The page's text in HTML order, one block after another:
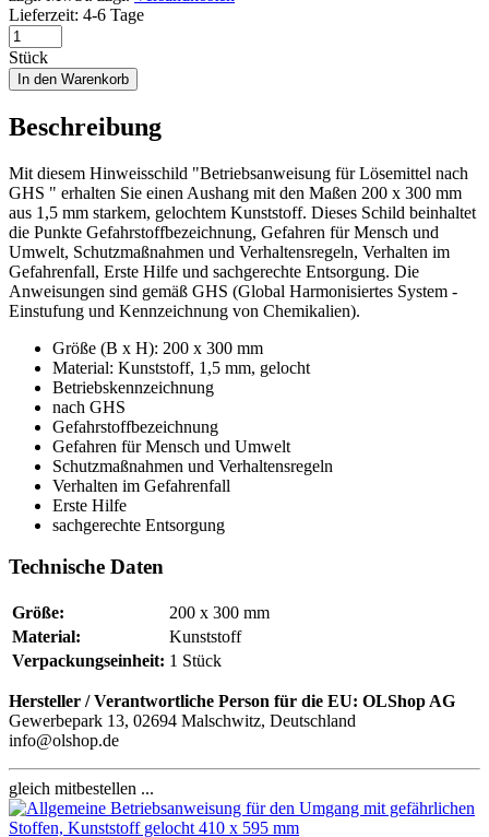
Lieferzeit: 4-6 Tage
Stück
In den Warenkorb
Beschreibung
Mit diesem Hinweisschild "Betriebsanweisung für Lösemittel nach
GHS " erhalten Sie einen Aushang mit den Maßen 200 x 300 mm
aus 1,5 mm starkem, gelochtem Kunststoff. Dieses Schild beinhaltet
die Punkte Gefahrstoffbezeichnung, Gefahren für Mensch und
Umwelt, Schutzmaßnahmen und Verhaltensregeln, Verhalten im
Gefahrenfall, Erste Hilfe und sachgerechte Entsorgung. Die
Anweisungen sind gemäß GHS (Global Harmonisiertes System -
Einstufung und Kennzeichnung von Chemikalien).
Größe (B x H): 200 x 300 mm
Material: Kunststoff, 1,5 mm, gelocht
Betriebskennzeichnung
nach GHS
Gefahrstoffbezeichnung
Gefahren für Mensch und Umwelt
Schutzmaßnahmen und Verhaltensregeln
Verhalten im Gefahrenfall
Erste Hilfe
sachgerechte Entsorgung
Technische Daten
Größe:
200 x 300 mm
Material:
Kunststoff
Verpackungseinheit: 1 Stück
Hersteller / Verantwortliche Person für die EU: OLShop AG
Gewerbepark 13, 02694 Malschwitz, Deutschland
info@olshop.de
gleich mitbestellen ...